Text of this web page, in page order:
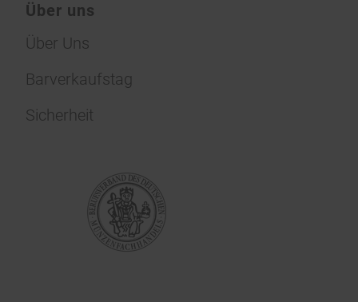
Über uns
Über Uns
Barverkaufstag
Sicherheit